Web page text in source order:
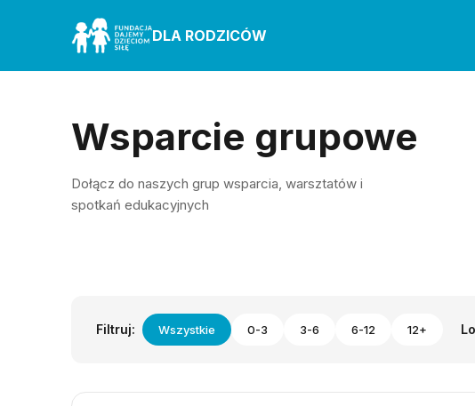
DLA RODZICÓW
Wsparcie grupowe
Dołącz do naszych grup wsparcia, warsztatów i
spotkań edukacyjnych
Filtruj: Wszystkie 0-3 3-6 6-12 12+